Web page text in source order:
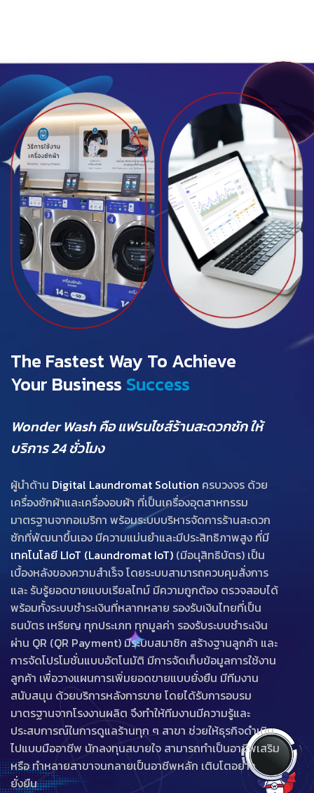
The Fastest Way To Achieve
Your Business Success
Wonder Wash คือ แฟรนไชส์ร้านสะดวกซัก ให้
บริการ 24 ชั่วโมง
ผู้นำด้าน Digital Laundromat Solution ครบวงจร ด้วย
เครื่องซักผ้าและเครื่องอบผ้า ที่เป็นเครื่องอุตสาหกรรม
มาตรฐานจากอเมริกา พร้อมระบบบริหารจัดการร้านสะดวก
ซักที่พัฒนาขึ้นเอง มีความแม่นยำและมีประสิทธิภาพสูง ที่มี
เทคโนโลยี LIoT (Laundromat IoT) (มีอนุสิทธิบัตร) เป็น
เบื้องหลังของความสำเร็จ โดยระบบสามารถควบคุมสั่งการ
และ รับรู้ยอดขายแบบเรียลไทม์ มีความถูกต้อง ตรวจสอบได้
พร้อมทั้งระบบชำระเงินที่หลากหลาย รองรับเงินไทยที่เป็น
ธนบัตร เหรียญ ทุกประเภท ทุกมูลค่า รองรับระบบชำระเงิน
ผ่าน QR (QR Payment) มีระบบสมาชิก สร้างฐานลูกค้า และ
การจัดโปรโมชั่นแบบอัตโนมัติ มีการจัดเก็บข้อมูลการใช้งาน
ลูกค้า เพื่อวางแผนการเพิ่มยอดขายแบบยั่งยืน มีทีมงาน
สนับสนุน ด้วยบริการหลังการขาย โดยได้รับการอบรม
มาตรฐานจากโรงงานผลิต จึงทำให้ทีมงานมีความรู้และ
ประสบการณ์ในการดูแลร้านทุก ๆ สาขา ช่วยให้ธุรกิจดำเนิน
ไปแบบมืออาชีพ นักลงทุนสบายใจ สามารถทำเป็นอาชีพเสริม
หรือ ทำหลายสาขาจนกลายเป็นอาชีพหลัก เติบโตอย่าง
ยั่งยืน